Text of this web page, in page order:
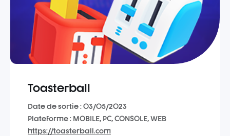
Toasterball
Date de sortie : 03/05/2023
Plateforme : MOBILE, PC, CONSOLE, WEB
https://toasterball.com